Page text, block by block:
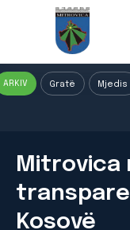
ARKIV Gratë Mjedis
Mitrovica
Kosovë